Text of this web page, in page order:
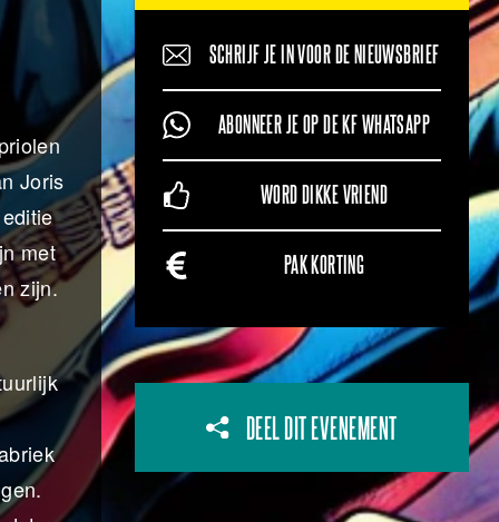
Joris
met
zijn.
SCHRIJF JE IN VOOR DE NIEUWSBRIEF
ABONNEER JE OP DE KF WHATSAPP
WORD DIKKE VRIEND
PAK KORTING
DEEL DIT EVENEMENT